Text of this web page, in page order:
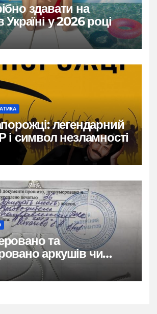
здавати на
у 2026 році
легендарний
і символ незламності
та
аркушів чи
повний гайд